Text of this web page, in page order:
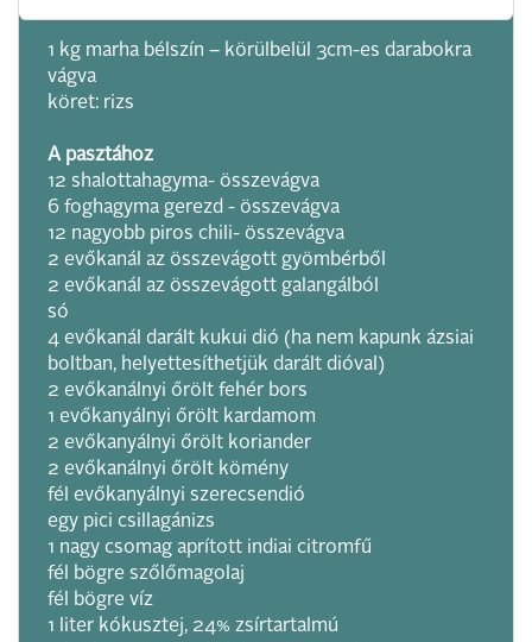
1 kg marha bélszín – körülbelül 3cm-es darabokra
vágva
köret: rizs
A pasztához
12 shalottahagyma- összevágva
6 foghagyma gerezd - összevágva
12 nagyobb piros chili- összevágva
2 evőkanál az összevágott gyömbérből
2 evőkanál az összevágott galangálból
só
4 evőkanál darált kukui dió (ha nem kapunk ázsiai
boltban, helyettesíthetjük darált dióval)
2 evőkanálnyi őrölt fehér bors
1 evőkanyálnyi őrölt kardamom
2 evőkanyálnyi őrölt koriander
2 evőkanálnyi őrölt kömény
fél evőkanyálnyi szerecsendió
egy pici csillagánizs
1 nagy csomag aprított indiai citromfű
fél bögre szőlőmagolaj
fél bögre víz
1 liter kókusztej, 24% zsírtartalmú